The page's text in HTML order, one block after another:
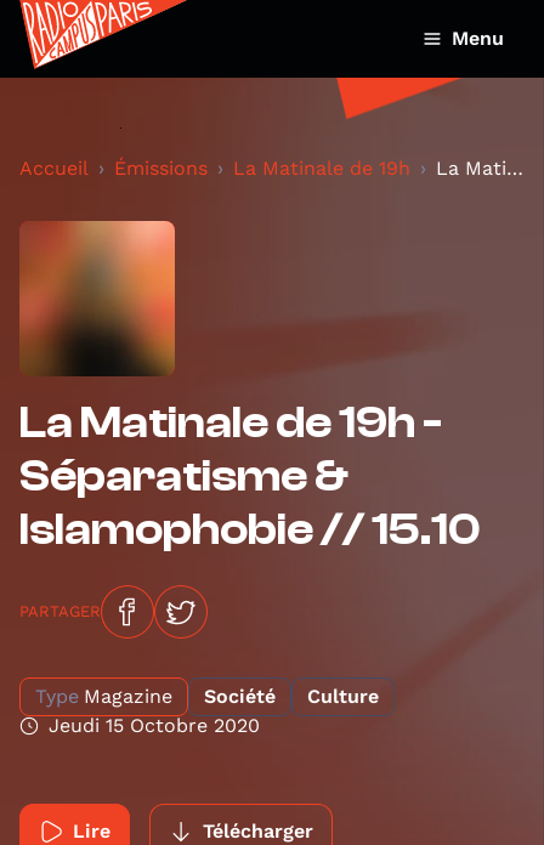
Menu
Accueil Émissions La Matinale de 19h La Matinale de 19h - Séparatisme & Islamophobie //...
La Matinale de 19h -
Séparatisme &
Islamophobie // 15.10
PARTAGER
Type Magazine Société
Culture
Jeudi 15 Octobre 2020
Lire Télécharger